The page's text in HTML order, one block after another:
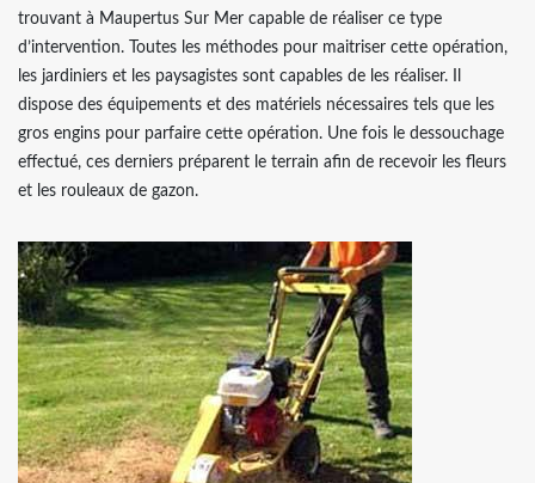
trouvant à Maupertus Sur Mer capable de réaliser ce type
d’intervention. Toutes les méthodes pour maitriser cette opération,
les jardiniers et les paysagistes sont capables de les réaliser. Il
dispose des équipements et des matériels nécessaires tels que les
gros engins pour parfaire cette opération. Une fois le dessouchage
effectué, ces derniers préparent le terrain afin de recevoir les fleurs
et les rouleaux de gazon.